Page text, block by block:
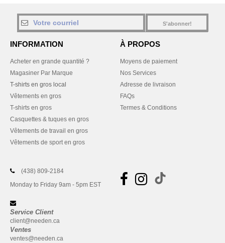
S'abonner!
INFORMATION
Acheter en grande quantité ?
Magasiner Par Marque
T-shirts en gros local
Vêtements en gros
T-shirts en gros
Casquettes & tuques en gros
Vêtements de travail en gros
Vêtements de sport en gros
À PROPOS
Moyens de paiement
Nos Services
Adresse de livraison
FAQs
Termes & Conditions
(438) 809-2184
Monday to Friday 9am - 5pm EST
Service Client
client@needen.ca
Ventes
ventes@needen.ca